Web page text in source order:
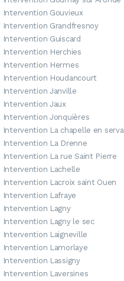
Intervention Gouvieux
Intervention Grandfresnoy
Intervention Guiscard
Intervention Herchies
Intervention Hermes
Intervention Houdancourt
Intervention Janville
Intervention Jaux
Intervention Jonquières
Intervention La chapelle en serval
Intervention La Drenne
Intervention La rue Saint Pierre
Intervention Lachelle
Intervention Lacroix saint Ouen
Intervention Lafraye
Intervention Lagny
Intervention Lagny le sec
Intervention Laigneville
Intervention Lamorlaye
Intervention Lassigny
Intervention Laversines